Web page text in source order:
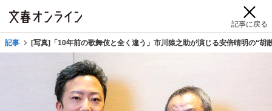
記事に戻る
記事 [写真]「10年前の歌舞伎と全く違う」市川猿之助が演じる安倍晴明の“胡